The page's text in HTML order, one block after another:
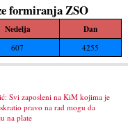
formiranja ZSO
Nedelja Dan
607 4255
Svi zaposleni na KiM kojima je
pravo na rad mogu da
na plate